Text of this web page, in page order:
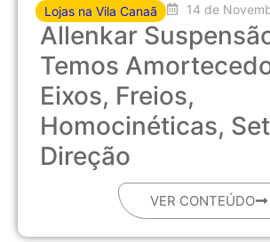
Lojas na Vila Canaã 14 de
Allenkar
Temos
Eixos, Freios,
Homocinéticas,
Direção
VER CONTEÚDO